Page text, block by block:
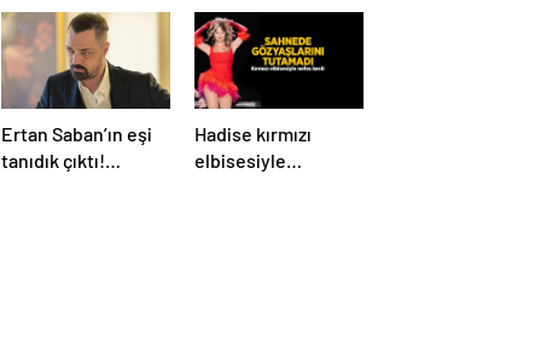
Ertan Saban’ın eşi
tanıdık çıktı!
Hadise kırmızı
elbisesiyle